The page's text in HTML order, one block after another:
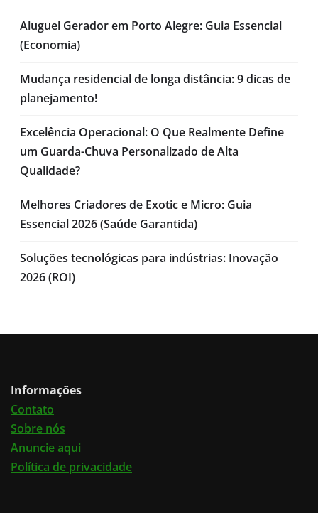
Aluguel Gerador em Porto Alegre: Guia Essencial
(Economia)
Mudança residencial de longa distância: 9 dicas de
planejamento!
Excelência Operacional: O Que Realmente Define
um Guarda-Chuva Personalizado de Alta
Qualidade?
Melhores Criadores de Exotic e Micro: Guia
Essencial 2026 (Saúde Garantida)
Soluções tecnológicas para indústrias: Inovação
2026 (ROI)
Informações
Contato
Sobre nós
Anuncie aqui
Política de privacidade